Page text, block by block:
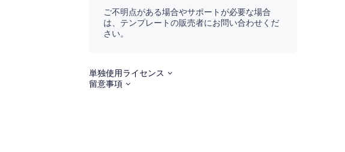
ご不明点がある場合やサポートが必要な場合
は、テンプレートの販売者にお問い合わせくだ
さい。
単独使用ライセンス
留意事項